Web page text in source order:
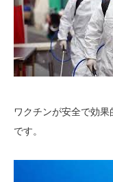
ワクチンが安全で効
です。